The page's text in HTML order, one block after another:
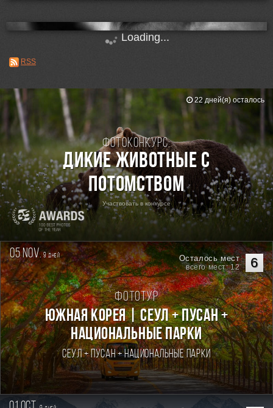
Loading...
RSS
Фотоконкурс:
Дикие животные с
потомством
Участвовать в конкурсе
22 дней(я) осталось
05 nov. 9дней 6
Осталось мест
всего мест: 12
Фототур
Южная Корея | Сеул + Пусан +
национальные парки
Сеул + Пусан + национальные парки